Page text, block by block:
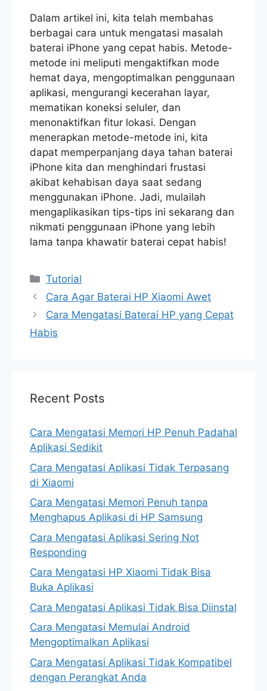
Dalam artikel ini, kita telah membahas
berbagai cara untuk mengatasi masalah
baterai iPhone yang cepat habis. Metode-
metode ini meliputi mengaktifkan mode
hemat daya, mengoptimalkan penggunaan
aplikasi, mengurangi kecerahan layar,
mematikan koneksi seluler, dan
menonaktifkan fitur lokasi. Dengan
menerapkan metode-metode ini, kita
dapat memperpanjang daya tahan baterai
iPhone kita dan menghindari frustasi
akibat kehabisan daya saat sedang
menggunakan iPhone. Jadi, mulailah
mengaplikasikan tips-tips ini sekarang dan
nikmati penggunaan iPhone yang lebih
lama tanpa khawatir baterai cepat habis!
Categories
Tutorial
Cara Agar Baterai HP Xiaomi Awet
Cara Mengatasi Baterai HP yang Cepat
Habis
Recent Posts
Cara Mengatasi Memori HP Penuh Padahal
Aplikasi Sedikit
Cara Mengatasi Aplikasi Tidak Terpasang
di Xiaomi
Cara Mengatasi Memori Penuh tanpa
Menghapus Aplikasi di HP Samsung
Cara Mengatasi Aplikasi Sering Not
Responding
Cara Mengatasi HP Xiaomi Tidak Bisa
Buka Aplikasi
Cara Mengatasi Aplikasi Tidak Bisa Diinstal
Cara Mengatasi Memulai Android
Mengoptimalkan Aplikasi
Cara Mengatasi Aplikasi Tidak Kompatibel
dengan Perangkat Anda